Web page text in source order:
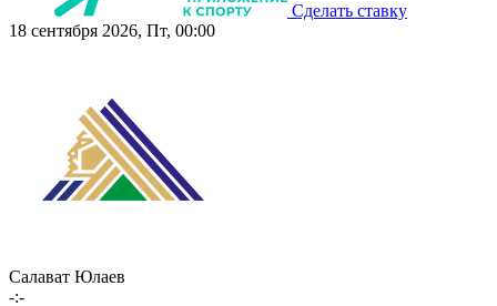
Сделать ставку
18 сентября 2026, Пт, 00:00
Салават Юлаев
-:-